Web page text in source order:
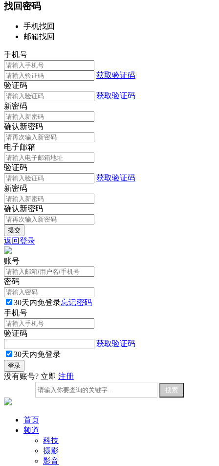
找回密码
手机找回
邮箱找回
手机号
获取验证码
验证码
获取验证码
新密码
确认新密码
电子邮箱
验证码
获取验证码
新密码
确认新密码
返回登录
账号
密码
30天内免登录忘记密码
手机号
验证码
获取验证码
30天内免登录
没有账号? 立即 注册
首页
频道
科技
摄影
影音